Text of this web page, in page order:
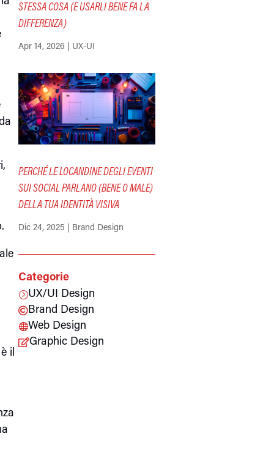
il
STESSA COSA (E USARLI BENE FA LA
DIFFERENZA)
Apr 14, 2026 | UX-UI
PERCHÉ LE LOCANDINE DEGLI EVENTI
SUI SOCIAL PARLANO (BENE O MALE)
DELLA TUA IDENTITÀ VISIVA
Dic 24, 2025 | Brand Design
Categorie
=UX/UI Design
Brand Design
Web Design
Graphic Design